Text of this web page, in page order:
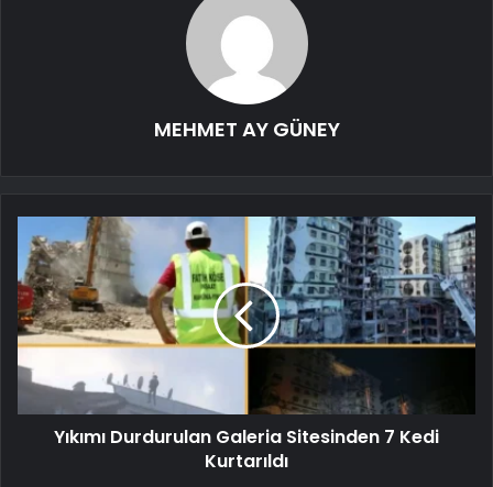
MEHMET AY GÜNEY
Yıkımı Durdurulan Galeria Sitesinden 7 Kedi
Kurtarıldı